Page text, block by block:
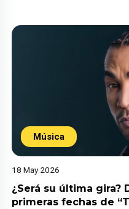
Música
18 May 2026
¿Será su última gira?
primeras fechas de